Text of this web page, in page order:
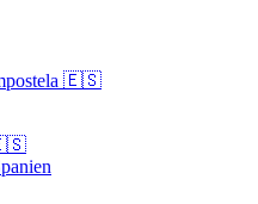
🇪🇸
🇪🇸